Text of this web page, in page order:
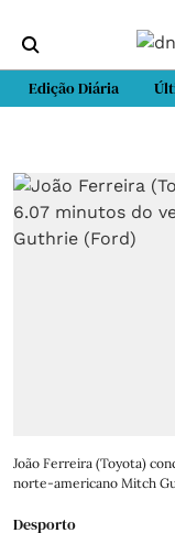
Edição Diária
João Ferreira (Toyota)
norte-americano Mitch
Desporto